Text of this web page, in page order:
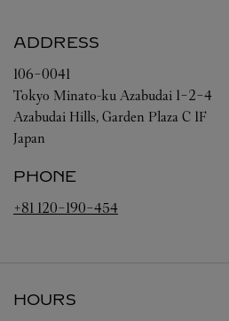
ADDRESS
106-0041
Tokyo Minato-ku Azabudai 1-2-4
Azabudai Hills, Garden Plaza C 1F
Japan
PHONE
+81 120-190-454
HOURS